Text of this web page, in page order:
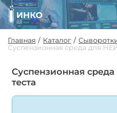
Главная / Каталог /
Суспензионная среда для
Суспензионная
теста